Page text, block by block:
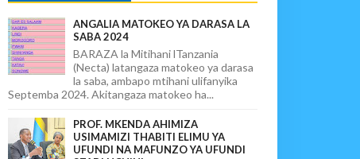
ANGALIA MATOKEO YA DARASA LA
SABA 2024
BARAZA la Mitihani lTanzania
(Necta) latangaza matokeo ya darasa
la saba, ambapo mtihani ulifanyika
Septemba 2024. Akitangaza matokeo ha...
PROF. MKENDA AHIMIZA
USIMAMIZI THABITI ELIMU YA
UFUNDI NA MAFUNZO YA UFUNDI